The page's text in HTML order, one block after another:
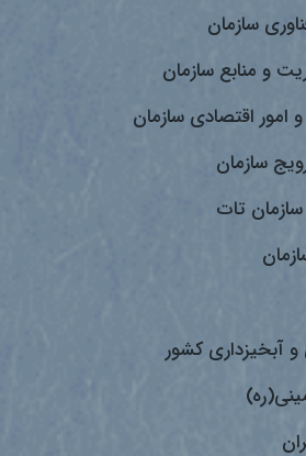
سازمان
و منابع سازمان
امور اقتصادی سازمان
سازمان
تات
آبخیزداری کشور